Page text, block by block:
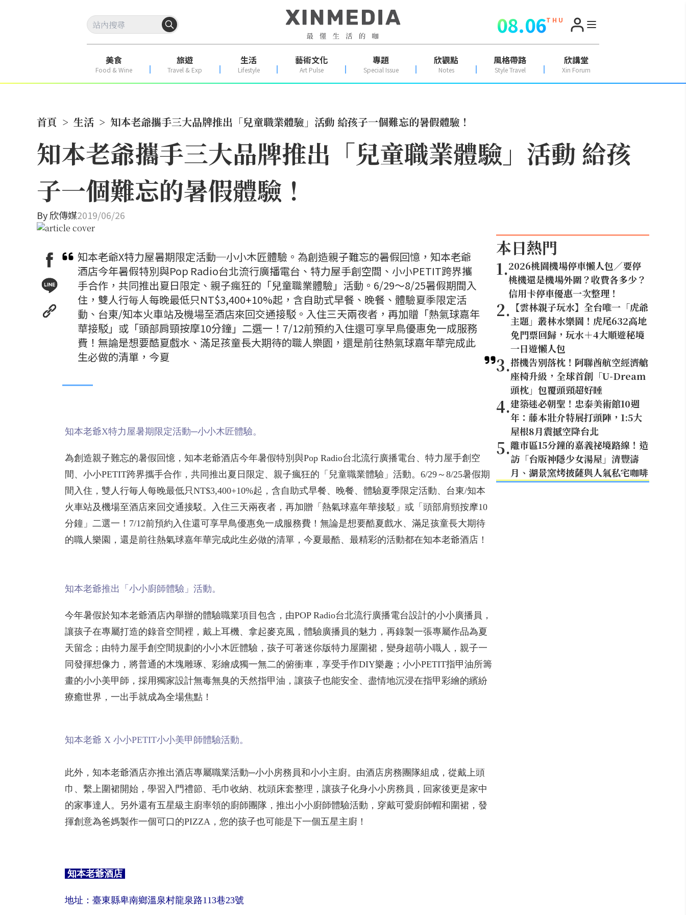
08.06T H U
美食
Food & Wine
旅遊
Travel & Exp
生活
Lifestyle
藝術文化
Art Pulse
專題
Special Issue
欣觀點
Notes
風格帶路
Style Travel
欣講堂
Xin Forum
首頁 > 生活 > 知本老爺攜手三大品牌推出「兒童職業體驗」活動 給孩子一個難忘的暑假體驗！
知本老爺攜手三大品牌推出「兒童職業體驗」活動 給孩
子一個難忘的暑假體驗！
By欣傳媒2019/06/26
知本老爺X特力屋暑期限定活動─小小木匠體驗。為創造親子難忘的暑假回憶，知本老爺
酒店今年暑假特別與Pop Radio台北流行廣播電台、特力屋手創空間、小小PETIT跨界攜
手合作，共同推出夏日限定、親子瘋狂的「兒童職業體驗」活動。6/29～8/25暑假期間入
住，雙人行毎人每晚最低只NT$3,400+10%起，含自助式早餐、晚餐、體驗夏季限定活
動、台東/知本火車站及機場至酒店來回交通接駁。入住三天兩夜者，再加贈「熱氣球嘉年
華接駁」或「頭部肩頸按摩10分鐘」二選一！7/12前預約入住還可享早鳥優惠免一成服務
費！無論是想要酷夏戲水、滿足孩童長大期待的職人樂園，還是前往熱氣球嘉年華完成此
生必做的清單，今夏
知本老爺X特力屋暑期限定活動─小小木匠體驗。
為創造親子難忘的暑假回憶，知本老爺酒店今年暑假特別與Pop Radio台北流行廣播電台、特力屋手創空
間、小小PETIT跨界攜手合作，共同推出夏日限定、親子瘋狂的「兒童職業體驗」活動。6/29～8/25暑假期
間入住，雙人行毎人每晚最低只NT$3,400+10%起，含自助式早餐、晚餐、體驗夏季限定活動、台東/知本
火車站及機場至酒店來回交通接駁。入住三天兩夜者，再加贈「熱氣球嘉年華接駁」或「頭部肩頸按摩10
分鐘」二選一！7/12前預約入住還可享早鳥優惠免一成服務費！無論是想要酷夏戲水、滿足孩童長大期待
的職人樂園，還是前往熱氣球嘉年華完成此生必做的清單，今夏最酷、最精彩的活動都在知本老爺酒店！
知本老爺推出「小小廚師體驗」活動。
今年暑假於知本老爺酒店內舉辦的體驗職業項目包含，由POP Radio台北流行廣播電台設計的小小廣播員，
讓孩子在專屬打造的錄音空間裡，戴上耳機、拿起麥克風，體驗廣播員的魅力，再錄製一張專屬作品為夏
天留念；由特力屋手創空間規劃的小小木匠體驗，孩子可著迷你版特力屋圍裙，變身超萌小職人，親子一
同發揮想像力，將普通的木塊雕琢、彩繪成獨一無二的俯衝車，享受手作DIY樂趣；小小PETIT指甲油所籌
畫的小小美甲師，採用獨家設計無毒無臭的天然指甲油，讓孩子也能安全、盡情地沉浸在指甲彩繪的繽紛
療癒世界，一出手就成為全場焦點！
知本老爺 X 小小PETIT小小美甲師體驗活動。
此外，知本老爺酒店亦推出酒店專屬職業活動─小小房務員和小小主廚。由酒店房務團隊組成，從戴上頭
巾、繫上圍裙開始，學習入門禮節、毛巾收納、枕頭床套整理，讓孩子化身小小房務員，回家後更是家中
的家事達人。另外還有五星級主廚率領的廚師團隊，推出小小廚師體驗活動，穿戴可愛廚師帽和圍裙，發
揮創意為爸媽製作一個可口的PIZZA，您的孩子也可能是下一個五星主廚！
知本老爺酒店
地址：臺東縣卑南鄉溫泉村龍泉路113巷23號
本日熱門
1.2026桃園機場停車懶人包／要停
桃機還是機場外圍？收費各多少？
信用卡停車優惠一次整理！
2. 【雲林親子玩水】全台唯一「虎爺
主題」叢林水樂園！虎尾632高地
免門票回歸，玩水＋4大順遊秘境
一日遊懶人包
3.搭機告別落枕！阿聯酋航空經濟艙
座椅升級，全球首創「U-Dream
頭枕」包覆頭頸超好睡
4.建築迷必朝聖！忠泰美術館10週
年：藤本壯介特展打頭陣，1:5大
屋根8月震撼空降台北
5.離市區15分鐘的嘉義祕境路線！造
訪「台版神隱少女湯屋」清豐濤
月、湖景窯烤披薩與人氣私宅咖啡